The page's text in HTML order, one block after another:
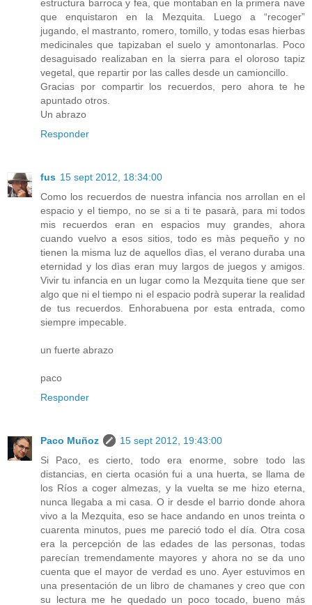
estructura barroca y fea, que montaban en la primera nave
que enquistaron en la Mezquita. Luego a “recoger”
jugando, el mastranto, romero, tomillo, y todas esas hierbas
medicinales que tapizaban el suelo y amontonarlas. Poco
desaguisado realizaban en la sierra para el oloroso tapiz
vegetal, que repartir por las calles desde un camioncillo.
Gracias por compartir los recuerdos, pero ahora te he
apuntado otros.
Un abrazo
Responder
fus 15 sept 2012, 18:34:00
Como los recuerdos de nuestra infancia nos arrollan en el
espacio y el tiempo, no se si a ti te pasarà, para mi todos
mis recuerdos eran en espacios muy grandes, ahora
cuando vuelvo a esos sitios, todo es màs pequeño y no
tienen la misma luz de aquellos dìas, el verano duraba una
eternidad y los dìas eran muy largos de juegos y amigos.
Vivir tu infancia en un lugar como la Mezquita tiene que ser
algo que ni el tiempo ni el espacio podrà superar la realidad
de tus recuerdos. Enhorabuena por esta entrada, como
siempre impecable.
un fuerte abrazo
paco
Responder
Paco Muñoz
15 sept 2012, 19:43:00
Si Paco, es cierto, todo era enorme, sobre todo las
distancias, en cierta ocasión fui a una huerta, se llama de
los Ríos a coger almezas, y la vuelta se me hizo eterna,
nunca llegaba a mi casa. O ir desde el barrio donde ahora
vivo a la Mezquita, eso se hace andando en unos treinta o
cuarenta minutos, pues me pareció todo el día. Otra cosa
era la percepción de las edades de las personas, todas
parecían tremendamente mayores y ahora no se da uno
cuenta que el mayor de verdad es uno. Ayer estuvimos en
una presentación de un libro de chamanes y creo que con
su lectura me he quedado un poco tocado, bueno más